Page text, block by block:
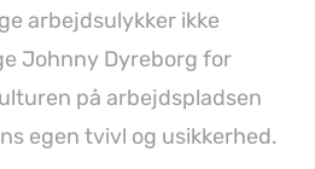
arbejdsulykker ikke
Johnny Dyreborg for
på arbejdspladsen
egen tvivl og usikkerhed.